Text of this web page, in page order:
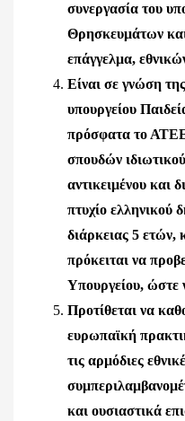
συνεργασία του
Θρησκευμάτων
επάγγελμα,
Είναι σε γνώση
υπουργείου
πρόσφατα το
σπουδών
αντικειμένου και
πτυχίο ελληνικού
διάρκειας 5 ετών,
πρόκειται να
Υπουργείου, ώστε
Προτίθεται να
ευρωπαϊκή
τις αρμόδιες
και ουσιαστικά